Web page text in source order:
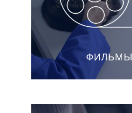
ФИЛЬМЫ